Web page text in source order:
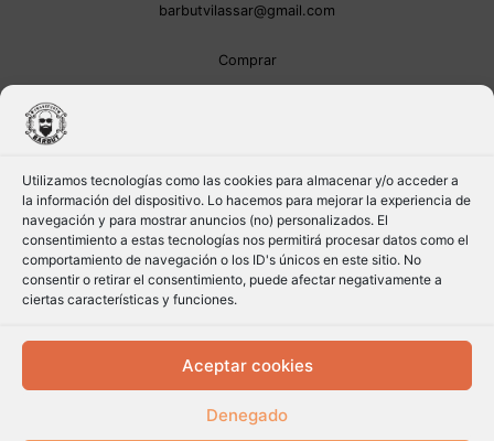
Utilizamos tecnologías como las cookies para almacenar y/o acceder a
la información del dispositivo. Lo hacemos para mejorar la experiencia de
navegación y para mostrar anuncios (no) personalizados. El
consentimiento a estas tecnologías nos permitirá procesar datos como el
comportamiento de navegación o los ID's únicos en este sitio. No
consentir o retirar el consentimiento, puede afectar negativamente a
ciertas características y funciones.
Aceptar cookies
Denegado
barbutvilassar@gmail.com
Comprar